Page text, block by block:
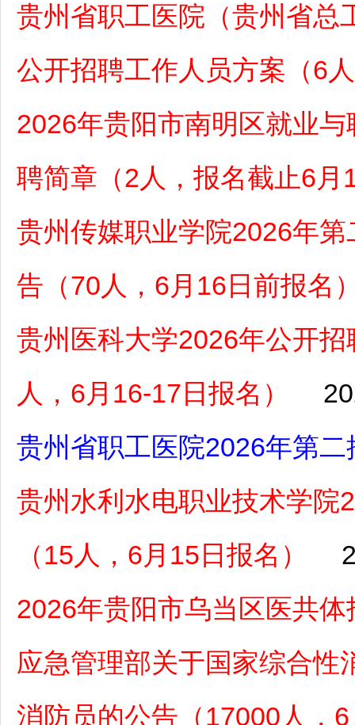
贵州省职工医院（贵州省总
公开招聘工作人员方案（6
2026年贵阳市南明区就业
聘简章（2人，报名截止6月
贵州传媒职业学院2026年
告（70人，6月16日前报名
贵州医科大学2026年公开
人，6月16-17日报名）
贵州省职工医院2026年第
贵州水利水电职业技术学院
（15人，6月15日报名）
2026年贵阳市乌当区医共
应急管理部关于国家综合性
消防员的公告（17000人，